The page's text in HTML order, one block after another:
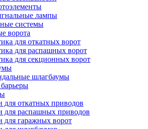
лампы
системы
ворота
для откатных ворот
для распашных ворот
для секционных ворот
шлагбаумы
для откатных приводов
для распашных приводов
для гаражных ворот